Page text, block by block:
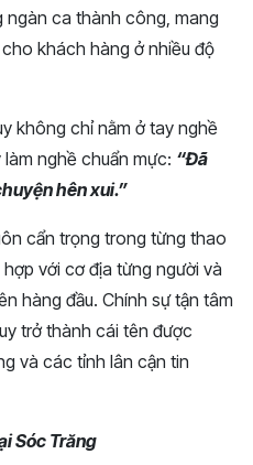
ngàn ca thành công, mang
khách hàng ở nhiều độ
không chỉ nằm ở tay nghề
nghề chuẩn mực: “Đã
hên xui.”
cẩn trọng trong từng thao
với cơ địa từng người và
hàng đầu. Chính sự tận tâm
trở thành cái tên được
và các tỉnh lân cận tin
Sóc Trăng